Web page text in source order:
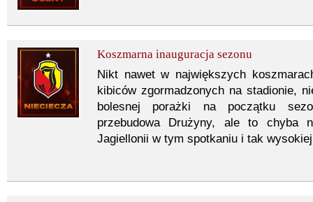
Koszmarna inauguracja sezonu
Nikt nawet w największych
kibiców zgormadzonych na stadionie,
bolesnej porażki na początku
przebudowa Drużyny, ale to chyba
Jagiellonii w tym spotkaniu i tak